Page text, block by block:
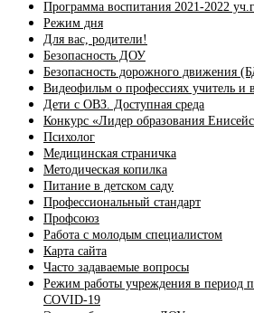
Программа воспитания 2021-2022 уч.г
Режим дня
Для вас, родители!
Безопасность ДОУ
Безопасность дорожного движения
Видеофильм о профессиях учитель и
Дети с ОВЗ. Доступная среда
Конкурс «Лидер образования
Психолог
Медицинская страничка
Методическая копилка
Питание в детском саду
Профессиональный стандарт
Профсоюз
Работа с молодым специалистом
Карта сайта
Часто задаваемые вопросы
Режим работы учреждения в период
COVID-19